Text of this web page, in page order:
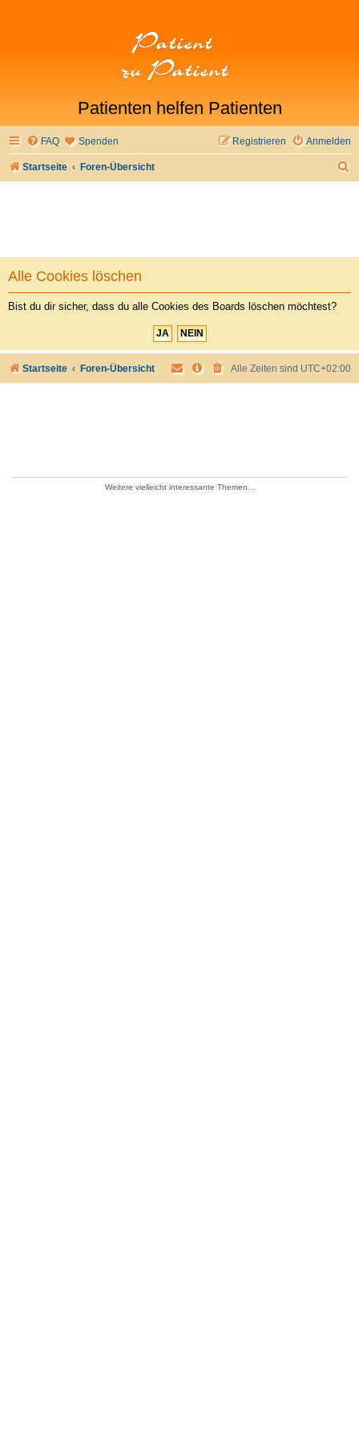
Patienten helfen Patienten
FAQ Spenden Anmelden
Registrieren
Startseite Foren-Übersicht
Alle Cookies löschen
Bist du dir sicher, dass du alle Cookies des Boards löschen möchtest?
Startseite Foren-Übersicht Alle Zeiten sind UTC+02:00
Weitere vielleicht interessante Themen...